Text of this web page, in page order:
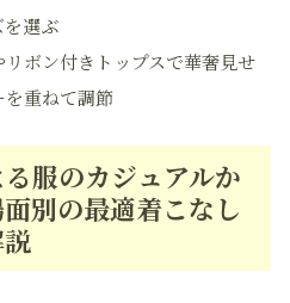
を選ぶ
ボン付きトップスで華奢見せ
重ねて調節
服のカジュアルか
別の最適着こなし